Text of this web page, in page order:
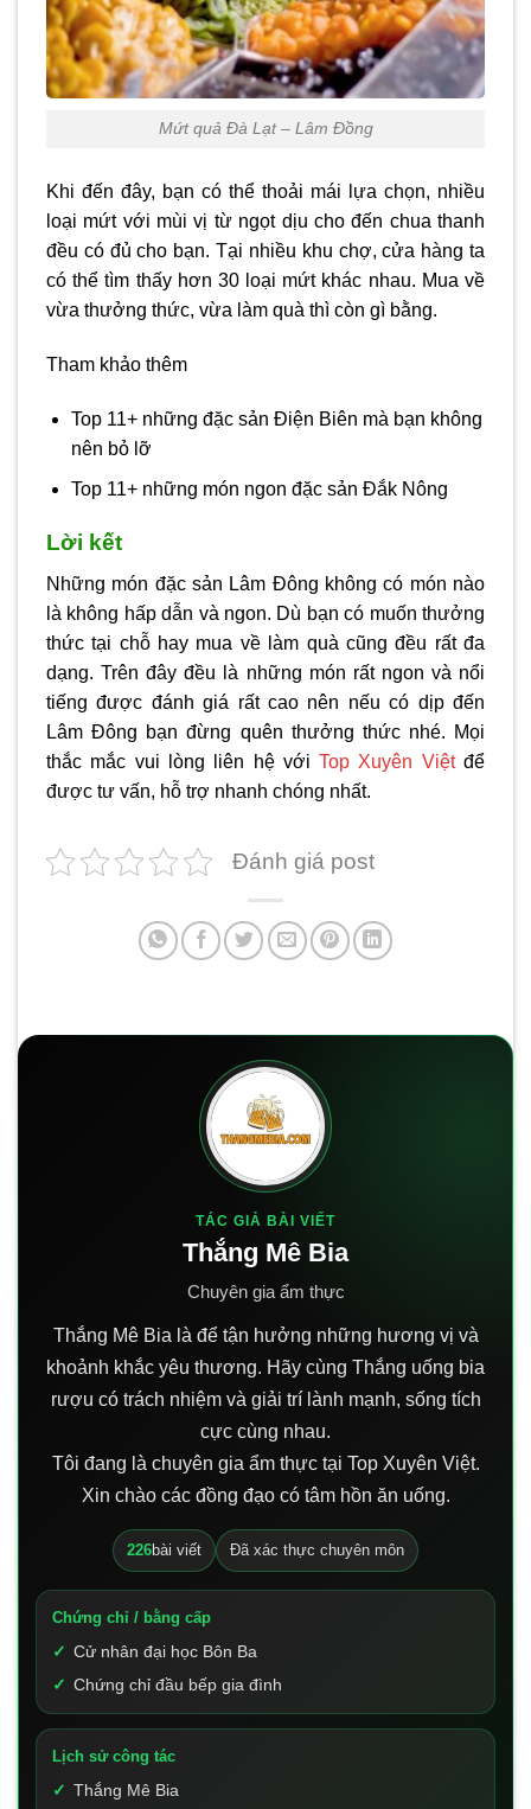
Mứt quả Đà Lạt – Lâm Đồng
Khi đến đây, bạn có thể thoải mái lựa chọn, nhiều
loại mứt với mùi vị từ ngọt dịu cho đến chua thanh
đều có đủ cho bạn. Tại nhiều khu chợ, cửa hàng ta
có thể tìm thấy hơn 30 loại mứt khác nhau. Mua về
vừa thưởng thức, vừa làm quà thì còn gì bằng.
Tham khảo thêm
Top 11+ những đặc sản Điện Biên mà bạn không
nên bỏ lỡ
Top 11+ những món ngon đặc sản Đắk Nông
Lời kết
Những món đặc sản Lâm Đông không có món nào
là không hấp dẫn và ngon. Dù bạn có muốn thưởng
thức tại chỗ hay mua về làm quà cũng đều rất đa
dạng. Trên đây đều là những món rất ngon và nổi
tiếng được đánh giá rất cao nên nếu có dịp đến
Lâm Đông bạn đừng quên thưởng thức nhé. Mọi
thắc mắc vui lòng liên hệ vớiTop Xuyên Việtđể
được tư vấn, hỗ trợ nhanh chóng nhất.
Đánh giá post
TÁC GIẢ BÀI VIẾT
Thắng Mê Bia
Chuyên gia ẩm thực
Thắng Mê Bia là để tận hưởng những hương vị và
khoảnh khắc yêu thương. Hãy cùng Thắng uống bia
rượu có trách nhiệm và giải trí lành mạnh, sống tích
cực cùng nhau.
Tôi đang là chuyên gia ẩm thực tại Top Xuyên Việt.
Xin chào các đồng đạo có tâm hồn ăn uống.
226bài viết Đã xác thực chuyên môn
Chứng chỉ / bằng cấp
Cử nhân đại học Bôn Ba
Chứng chỉ đầu bếp gia đình
Lịch sử công tác
Thắng Mê Bia